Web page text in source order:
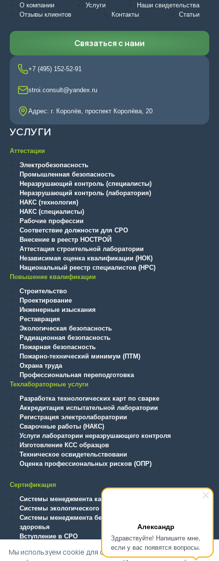
Александр
Здравствуйте! Напишите мне,
если у вас появятся вопросы.
О компании Услуги
Наши свидетельства
Отзывы клиентов
Контакты Статьи
Связаться с нами
+7 (495) 152-52-91
stroi.consult@yandex.ru
Адрес: г. Королёв, проспект Королёва, 20
УСЛУГИ
Аттестации
Электробезопасность
Промышленная безопасность
Неразрушающий контроль (специалисты)
Неразрушающий контроль (лаборатория)
НАКС (технология)
НАКС (специалисты)
Рабочие профессии
Соответствие должности для СРО
Внесение в реестр НОСТРОЙ
Аттестация строительной лаборатории
Независимая оценка квалификации (НОК)
Национальный реестр специалистов (НРС)
Повышение квалификации
Строительство
Проектирование
Инженерные изыскания
Реставрация
Экологическая безопасность
Радиационная безопасность
Пожарная безопасность
Пожарно-технический минимум (ПТМ)
Охрана труда
Профессиональная переподготовка
Техлабораторные услуги
Разработка технологических карт по сварке
Аккредитация испытательной лаборатории
Регистрация электролаборатории
Сварочные работы (НАКС)
Услуги лаборатории неразрушающего контроля
Изготовление КСС образцов
Техническое освидетельствовани
Оценка профессиональных рисков (ОПР)
Сертификация
Системы менеджмента качества
Системы экологического менеджмента
Системы менеджмента безопасности труда и охраны
здоровья
Вступление в СРО
Технический регламент ТС (ТР ТС/ЕАЭС)
Мы используем cookie для обеспечения функциональности